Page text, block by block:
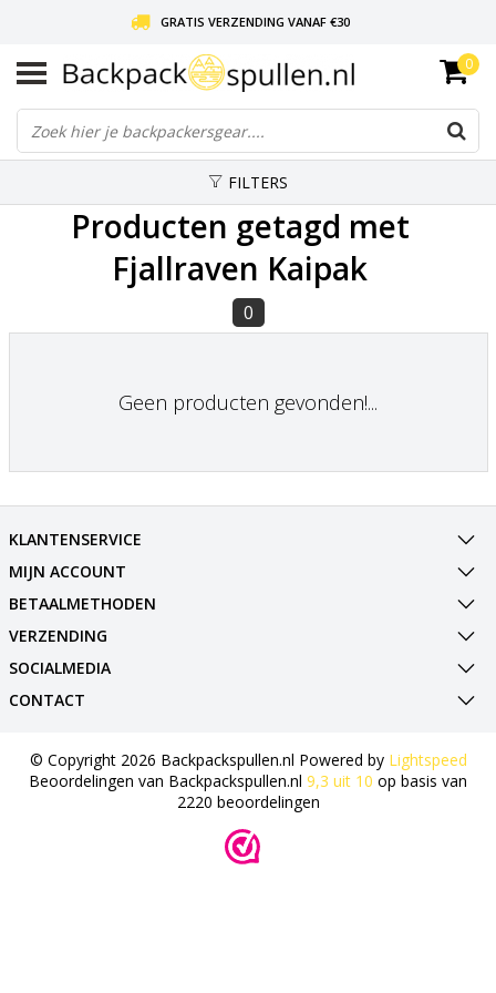
GRATIS VERZENDING VANAF €30
LIEFDE VOOR BACKPACKEN!
30 DAGEN GRATIS RETOUR
0
FILTERS
Producten getagd met
Fjallraven Kaipak
0
Geen producten gevonden!...
KLANTENSERVICE
MIJN ACCOUNT
BETAALMETHODEN
VERZENDING
SOCIALMEDIA
CONTACT
© Copyright 2026 Backpackspullen.nl Powered by Lightspeed
Beoordelingen van Backpackspullen.nl 9,3 uit 10 op basis van
2220 beoordelingen